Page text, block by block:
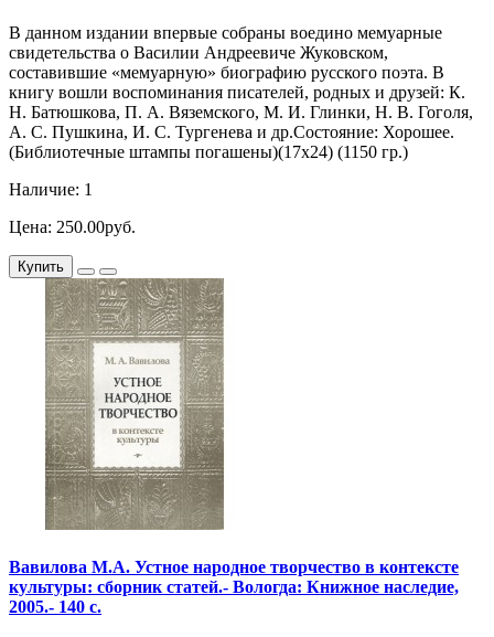
В данном издании впервые собраны воедино мемуарные
свидетельства о Василии Андреевиче Жуковском,
составившие «мемуарную» биографию русского поэта. В
книгу вошли воспоминания писателей, родных и друзей: К.
Н. Батюшкова, П. А. Вяземского, М. И. Глинки, Н. В. Гоголя,
А. С. Пушкина, И. С. Тургенева и др.Состояние: Хорошее.
(Библиотечные штампы погашены)(17х24) (1150 гр.)
Наличие: 1
Цена: 250.00руб.
Купить
Вавилова М.А. Устное народное творчество в контексте
культуры: сборник статей.- Вологда: Книжное наследие,
2005.- 140 с.